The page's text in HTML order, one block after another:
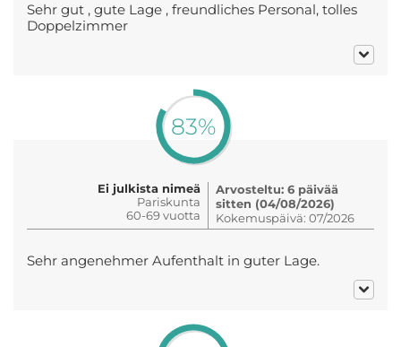
Sehr gut , gute Lage , freundliches Personal, tolles
Doppelzimmer
83%
Ei julkista nimeä
Pariskunta
60-69 vuotta
Arvosteltu: 6 päivää
sitten (04/08/2026)
Kokemuspäivä: 07/2026
Sehr angenehmer Aufenthalt in guter Lage.